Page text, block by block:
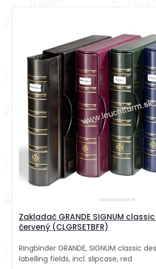
Zakladač GRANDE SIGNUM
červený (CLGRSETBFR)
Ringbinder GRANDE, SIGNUM classic
labelling fields, incl. slipcase, red